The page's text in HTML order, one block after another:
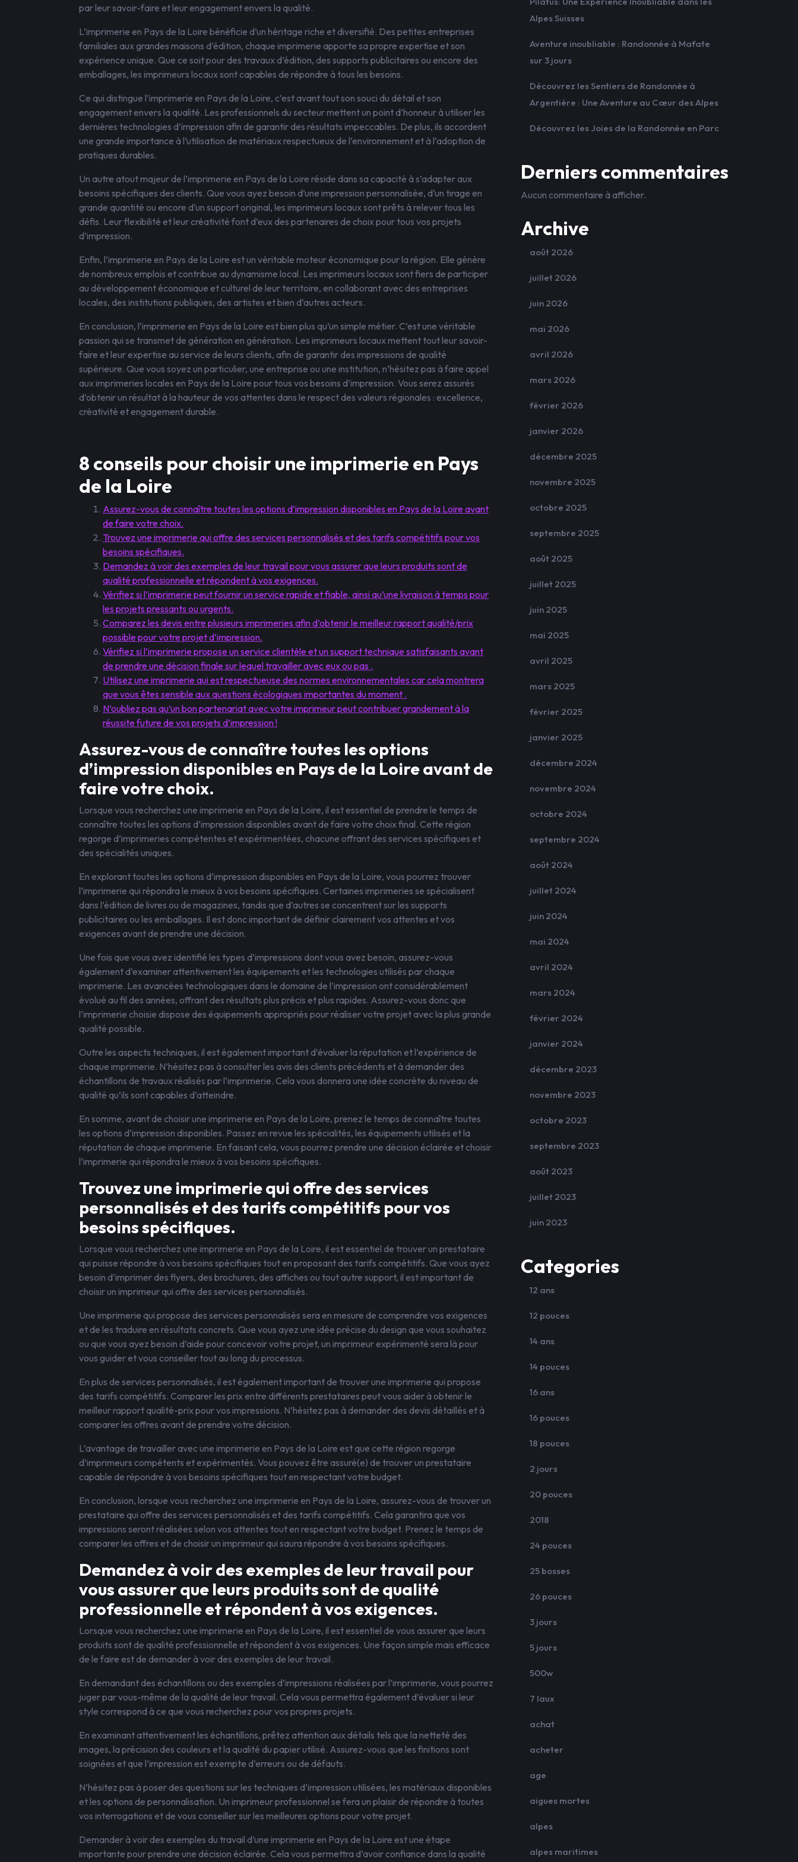
par leur savoir-faire et leur engagement envers la qualité.
L’imprimerie en Pays de la Loire bénéficie d’un héritage riche et diversifié. Des petites entreprises
familiales aux grandes maisons d’édition, chaque imprimerie apporte sa propre expertise et son
expérience unique. Que ce soit pour des travaux d’édition, des supports publicitaires ou encore des
emballages, les imprimeurs locaux sont capables de répondre à tous les besoins.
Ce qui distingue l’imprimerie en Pays de la Loire, c’est avant tout son souci du détail et son
engagement envers la qualité. Les professionnels du secteur mettent un point d’honneur à utiliser les
dernières technologies d’impression afin de garantir des résultats impeccables. De plus, ils accordent
une grande importance à l’utilisation de matériaux respectueux de l’environnement et à l’adoption de
pratiques durables.
Un autre atout majeur de l’imprimerie en Pays de la Loire réside dans sa capacité à s’adapter aux
besoins spécifiques des clients. Que vous ayez besoin d’une impression personnalisée, d’un tirage en
grande quantité ou encore d’un support original, les imprimeurs locaux sont prêts à relever tous les
défis. Leur flexibilité et leur créativité font d’eux des partenaires de choix pour tous vos projets
d’impression.
Enfin, l’imprimerie en Pays de la Loire est un véritable moteur économique pour la région. Elle génère
de nombreux emplois et contribue au dynamisme local. Les imprimeurs locaux sont fiers de participer
au développement économique et culturel de leur territoire, en collaborant avec des entreprises
locales, des institutions publiques, des artistes et bien d’autres acteurs.
En conclusion, l’imprimerie en Pays de la Loire est bien plus qu’un simple métier. C’est une véritable
passion qui se transmet de génération en génération. Les imprimeurs locaux mettent tout leur savoir-
faire et leur expertise au service de leurs clients, afin de garantir des impressions de qualité
supérieure. Que vous soyez un particulier, une entreprise ou une institution, n’hésitez pas à faire appel
aux imprimeries locales en Pays de la Loire pour tous vos besoins d’impression. Vous serez assurés
d’obtenir un résultat à la hauteur de vos attentes dans le respect des valeurs régionales : excellence,
créativité et engagement durable.
8 conseils pour choisir une imprimerie en Pays
de la Loire
Assurez-vous de connaître toutes les options d’impression disponibles en Pays de la Loire avant
de faire votre choix.
Trouvez une imprimerie qui offre des services personnalisés et des tarifs compétitifs pour vos
besoins spécifiques.
Demandez à voir des exemples de leur travail pour vous assurer que leurs produits sont de
qualité professionnelle et répondent à vos exigences.
Vérifiez si l’imprimerie peut fournir un service rapide et fiable, ainsi qu’une livraison à temps pour
les projets pressants ou urgents.
Comparez les devis entre plusieurs imprimeries afin d’obtenir le meilleur rapport qualité/prix
possible pour votre projet d’impression.
Vérifiez si l’imprimerie propose un service clientèle et un support technique satisfaisants avant
de prendre une décision finale sur lequel travailler avec eux ou pas .
Utilisez une imprimerie qui est respectueuse des normes environnementales car cela montrera
que vous êtes sensible aux questions écologiques importantes du moment .
N’oubliez pas qu’un bon partenariat avec votre imprimeur peut contribuer grandement à la
réussite future de vos projets d’impression !
Assurez-vous de connaître toutes les options
d’impression disponibles en Pays de la Loire avant de
faire votre choix.
Lorsque vous recherchez une imprimerie en Pays de la Loire, il est essentiel de prendre le temps de
connaître toutes les options d’impression disponibles avant de faire votre choix final. Cette région
regorge d’imprimeries compétentes et expérimentées, chacune offrant des services spécifiques et
des spécialités uniques.
En explorant toutes les options d’impression disponibles en Pays de la Loire, vous pourrez trouver
l’imprimerie qui répondra le mieux à vos besoins spécifiques. Certaines imprimeries se spécialisent
dans l’édition de livres ou de magazines, tandis que d’autres se concentrent sur les supports
publicitaires ou les emballages. Il est donc important de définir clairement vos attentes et vos
exigences avant de prendre une décision.
Une fois que vous avez identifié les types d’impressions dont vous avez besoin, assurez-vous
également d’examiner attentivement les équipements et les technologies utilisés par chaque
imprimerie. Les avancées technologiques dans le domaine de l’impression ont considérablement
évolué au fil des années, offrant des résultats plus précis et plus rapides. Assurez-vous donc que
l’imprimerie choisie dispose des équipements appropriés pour réaliser votre projet avec la plus grande
qualité possible.
Outre les aspects techniques, il est également important d’évaluer la réputation et l’expérience de
chaque imprimerie. N’hésitez pas à consulter les avis des clients précédents et à demander des
échantillons de travaux réalisés par l’imprimerie. Cela vous donnera une idée concrète du niveau de
qualité qu’ils sont capables d’atteindre.
En somme, avant de choisir une imprimerie en Pays de la Loire, prenez le temps de connaître toutes
les options d’impression disponibles. Passez en revue les spécialités, les équipements utilisés et la
réputation de chaque imprimerie. En faisant cela, vous pourrez prendre une décision éclairée et choisir
l’imprimerie qui répondra le mieux à vos besoins spécifiques.
Trouvez une imprimerie qui offre des services
personnalisés et des tarifs compétitifs pour vos
besoins spécifiques.
Lorsque vous recherchez une imprimerie en Pays de la Loire, il est essentiel de trouver un prestataire
qui puisse répondre à vos besoins spécifiques tout en proposant des tarifs compétitifs. Que vous ayez
besoin d’imprimer des flyers, des brochures, des affiches ou tout autre support, il est important de
choisir un imprimeur qui offre des services personnalisés.
Une imprimerie qui propose des services personnalisés sera en mesure de comprendre vos exigences
et de les traduire en résultats concrets. Que vous ayez une idée précise du design que vous souhaitez
ou que vous ayez besoin d’aide pour concevoir votre projet, un imprimeur expérimenté sera là pour
vous guider et vous conseiller tout au long du processus.
En plus de services personnalisés, il est également important de trouver une imprimerie qui propose
des tarifs compétitifs. Comparer les prix entre différents prestataires peut vous aider à obtenir le
meilleur rapport qualité-prix pour vos impressions. N’hésitez pas à demander des devis détaillés et à
comparer les offres avant de prendre votre décision.
L’avantage de travailler avec une imprimerie en Pays de la Loire est que cette région regorge
d’imprimeurs compétents et expérimentés. Vous pouvez être assuré(e) de trouver un prestataire
capable de répondre à vos besoins spécifiques tout en respectant votre budget.
En conclusion, lorsque vous recherchez une imprimerie en Pays de la Loire, assurez-vous de trouver un
prestataire qui offre des services personnalisés et des tarifs compétitifs. Cela garantira que vos
impressions seront réalisées selon vos attentes tout en respectant votre budget. Prenez le temps de
comparer les offres et de choisir un imprimeur qui saura répondre à vos besoins spécifiques.
Demandez à voir des exemples de leur travail pour
vous assurer que leurs produits sont de qualité
professionnelle et répondent à vos exigences.
Lorsque vous recherchez une imprimerie en Pays de la Loire, il est essentiel de vous assurer que leurs
produits sont de qualité professionnelle et répondent à vos exigences. Une façon simple mais efficace
de le faire est de demander à voir des exemples de leur travail.
En demandant des échantillons ou des exemples d’impressions réalisées par l’imprimerie, vous pourrez
juger par vous-même de la qualité de leur travail. Cela vous permettra également d’évaluer si leur
style correspond à ce que vous recherchez pour vos propres projets.
En examinant attentivement les échantillons, prêtez attention aux détails tels que la netteté des
images, la précision des couleurs et la qualité du papier utilisé. Assurez-vous que les finitions sont
soignées et que l’impression est exempte d’erreurs ou de défauts.
N’hésitez pas à poser des questions sur les techniques d’impression utilisées, les matériaux disponibles
et les options de personnalisation. Un imprimeur professionnel se fera un plaisir de répondre à toutes
vos interrogations et de vous conseiller sur les meilleures options pour votre projet.
Demander à voir des exemples du travail d’une imprimerie en Pays de la Loire est une étape
importante pour prendre une décision éclairée. Cela vous permettra d’avoir confiance dans la qualité
Alpes Suisses
Aventure inoubliable : Randonnée à Mafate
sur 3 jours
Découvrez les Sentiers de Randonnée à
Argentière : Une Aventure au Cœur des Alpes
Découvrez les Joies de la Randonnée en Parc
Derniers commentaires
Aucun commentaire à afficher.
Archive
août 2026
juillet 2026
juin 2026
mai 2026
avril 2026
mars 2026
février 2026
janvier 2026
décembre 2025
novembre 2025
octobre 2025
septembre 2025
août 2025
juillet 2025
juin 2025
mai 2025
avril 2025
mars 2025
février 2025
janvier 2025
décembre 2024
novembre 2024
octobre 2024
septembre 2024
août 2024
juillet 2024
juin 2024
mai 2024
avril 2024
mars 2024
février 2024
janvier 2024
décembre 2023
novembre 2023
octobre 2023
septembre 2023
août 2023
juillet 2023
juin 2023
Categories
12 ans
12 pouces
14 ans
14 pouces
16 ans
16 pouces
18 pouces
2 jours
20 pouces
2018
24 pouces
25 bosses
26 pouces
3 jours
5 jours
500w
7 laux
achat
acheter
age
aigues mortes
alpes
alpes maritimes